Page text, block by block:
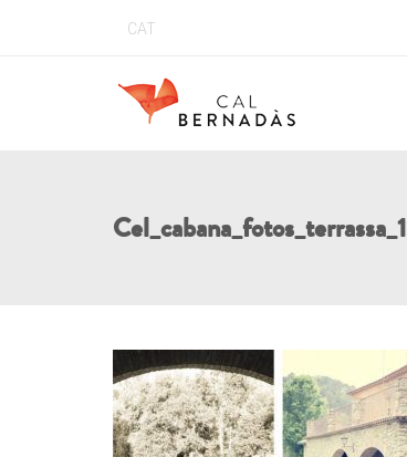
CAT
Cel_cabana_fotos_terrassa_1